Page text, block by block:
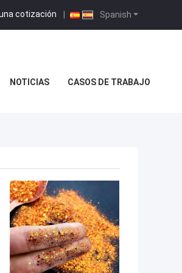
Spanish
cotización |
NOTICIAS CASOS DE TRABAJO
MEJOR PRECIO